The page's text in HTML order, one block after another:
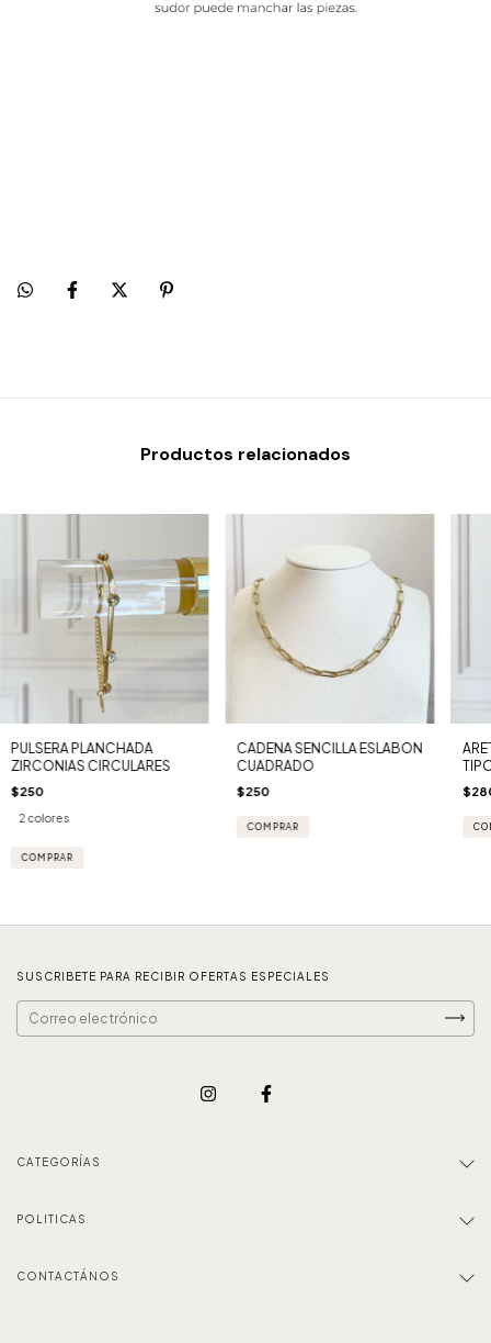
Productos relacionados
PULSERA PLANCHADA
ZIRCONIAS CIRCULARES
$250
2 colores
COMPRAR
CADENA SENCILLA ESLABON
CUADRADO
$250
SUSCRIBETE PARA RECIBIR OFERTAS ESPECIALES
CATEGORÍAS
POLITICAS
CONTACTÁNOS